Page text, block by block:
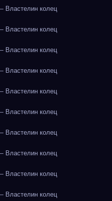
Властелин колец
Властелин колец
Властелин колец
Властелин колец
Властелин колец
Властелин колец
Властелин колец
Властелин колец
Властелин колец
Властелин колец